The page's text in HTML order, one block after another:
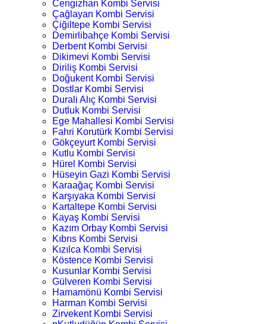
Cengizhan Kombi Servisi
Çağlayan Kombi Servisi
Çiğiltepe Kombi Servisi
Demirlibahçe Kombi Servisi
Derbent Kombi Servisi
Dikimevi Kombi Servisi
Diriliş Kombi Servisi
Doğukent Kombi Servisi
Dostlar Kombi Servisi
Durali Alıç Kombi Servisi
Dutluk Kombi Servisi
Ege Mahallesi Kombi Servisi
Fahri Korutürk Kombi Servisi
Gökçeyurt Kombi Servisi
Kutlu Kombi Servisi
Hürel Kombi Servisi
Hüseyin Gazi Kombi Servisi
Karaağaç Kombi Servisi
Karşıyaka Kombi Servisi
Kartaltepe Kombi Servisi
Kayaş Kombi Servisi
Kazım Orbay Kombi Servisi
Kıbrıs Kombi Servisi
Kızılca Kombi Servisi
Köstence Kombi Servisi
Kusunlar Kombi Servisi
Gülveren Kombi Servisi
Hamamönü Kombi Servisi
Harman Kombi Servisi
Zirvekent Kombi Servisi